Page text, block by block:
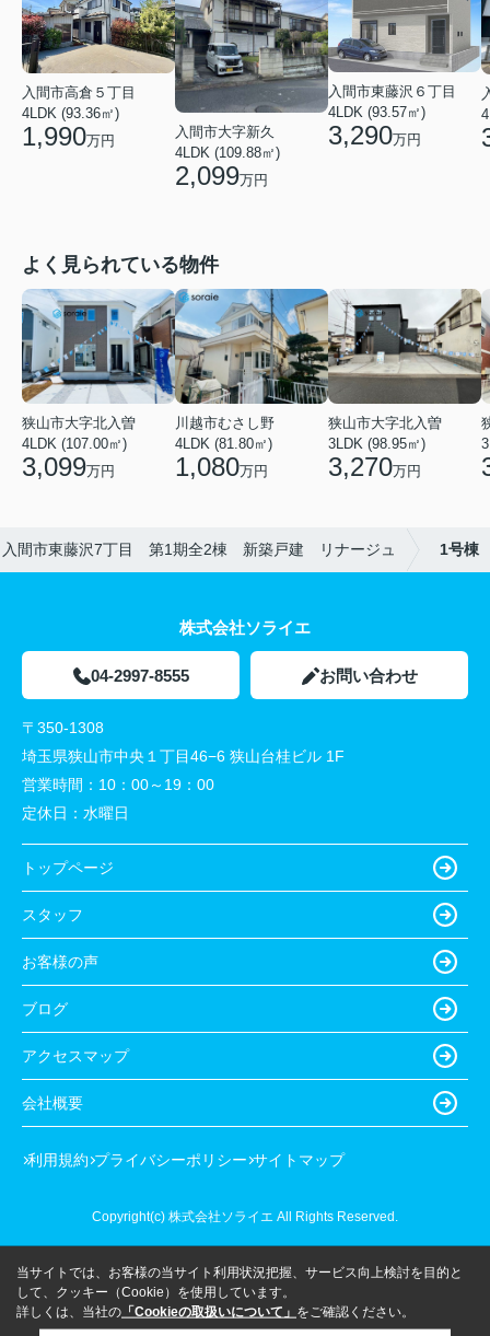
入間市高倉５丁目
4LDK (93.36㎡)
1,990万円
入間市大字新久
4LDK (109.88㎡)
2,099万円
入間市東藤沢６丁目
4LDK (93.57㎡)
3,290万円
よく見られている物件
狭山市大字北入曽
4LDK (107.00㎡)
3,099万円
川越市むさし野
4LDK (81.80㎡)
1,080万円
狭山市大字北入曽
3LDK (98.95㎡)
3,270万円
入間市東藤沢7丁目 第1期全2棟 新築戸建 リナージュ 1号棟
株式会社ソライエ
04-2997-8555 お問い合わせ
〒350-1308
埼玉県狭山市中央１丁目46−6 狭山台桂ビル 1F
営業時間： 10：00～19：00
定休日： 水曜日
トップページ
スタッフ
お客様の声
ブログ
アクセスマップ
会社概要
利用規約 プライバシーポリシー サイトマップ
Copyright(c) 株式会社ソライエ All Rights Reserved.
当サイトでは、お客様の当サイト利用状況把握、サービス向上検討を目的と
して、クッキー（Cookie）を使用しています。
詳しくは、当社の 「Cookieの取扱いについて」 をご確認ください。